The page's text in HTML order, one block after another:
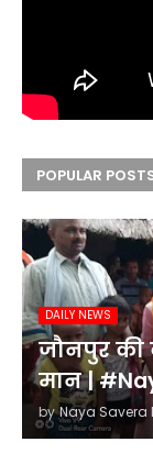
POPULAR
DAILY NEWS
जौनपुर की
मान |
by Naya Savera